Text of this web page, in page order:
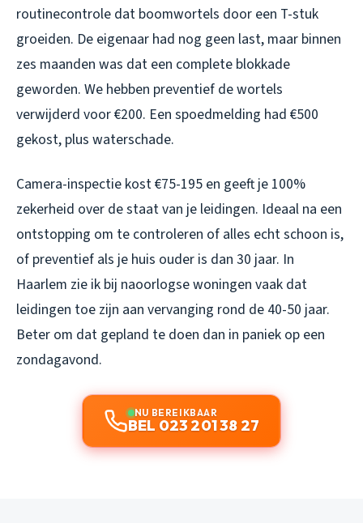
routinecontrole dat boomwortels door een T-stuk
groeiden. De eigenaar had nog geen last, maar binnen
zes maanden was dat een complete blokkade
geworden. We hebben preventief de wortels
verwijderd voor €200. Een spoedmelding had €500
gekost, plus waterschade.
Camera-inspectie kost €75-195 en geeft je 100%
zekerheid over de staat van je leidingen. Ideaal na een
ontstopping om te controleren of alles echt schoon is,
of preventief als je huis ouder is dan 30 jaar. In
Haarlem zie ik bij naoorlogse woningen vaak dat
leidingen toe zijn aan vervanging rond de 40-50 jaar.
Beter om dat gepland te doen dan in paniek op een
zondagavond.
NU BEREIKBAAR
BEL 023 201 38 27